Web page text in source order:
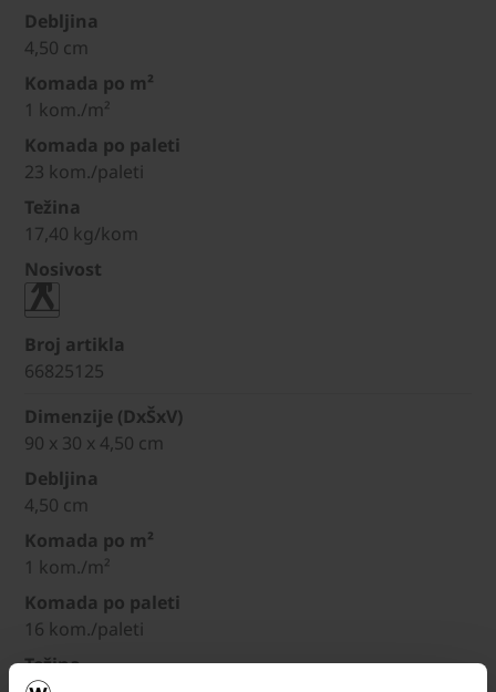
Debljina
4,50 cm
Komada po m²
1 kom./m²
Komada po paleti
23 kom./paleti
Težina
17,40 kg/kom
Nosivost
Broj artikla
66825125
Dimenzije (DxŠxV)
90 x 30 x 4,50 cm
Debljina
4,50 cm
Komada po m²
1 kom./m²
Komada po paleti
16 kom./paleti
Težina